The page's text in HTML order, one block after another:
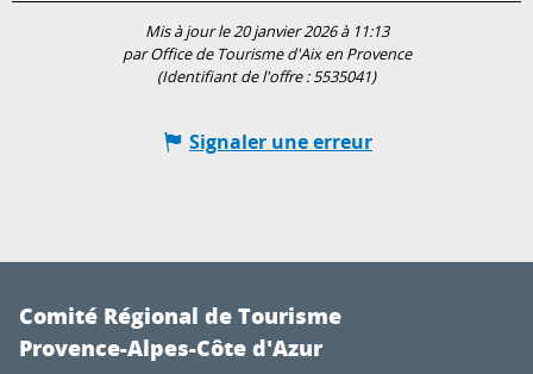
Mis à jour le 20 janvier 2026 à 11:13
par Office de Tourisme d'Aix en Provence
(Identifiant de l'offre :5535041)
Signaler une erreur
Comité Régional de Tourisme
Provence-Alpes-Côte d'Azur